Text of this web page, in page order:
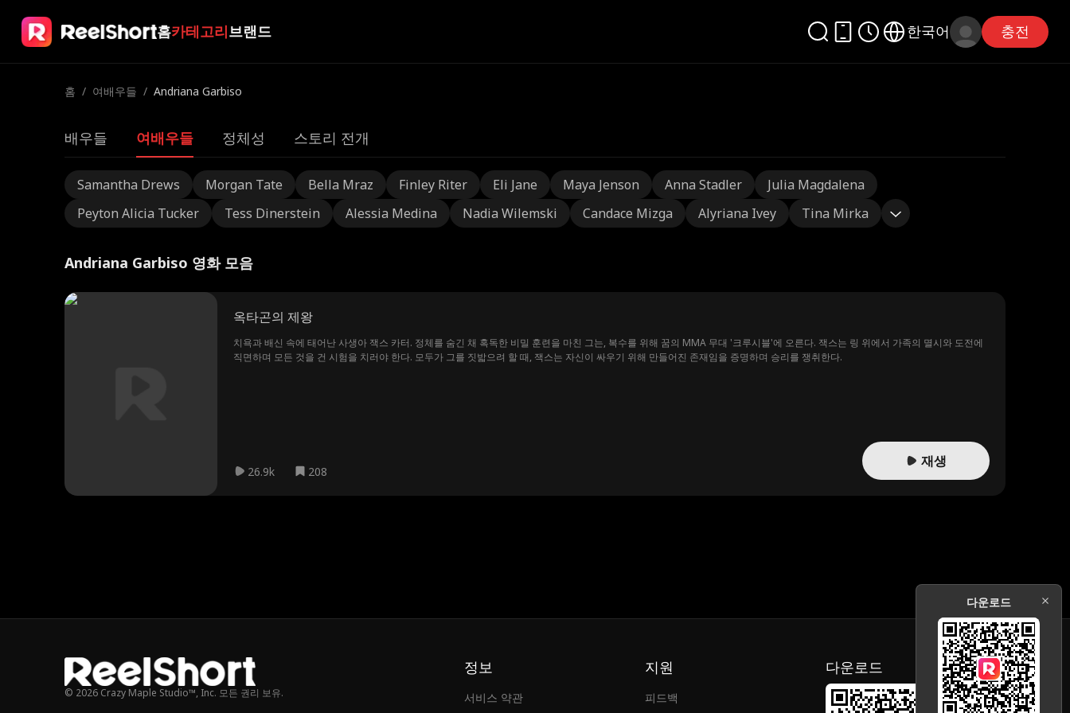
홈카테고리브랜드 한국어 충전
홈 / 여배우들 / Andriana Garbiso
배우들 여배우들 정체성 스토리 전개
Samantha Drews Morgan Tate Bella Mraz Finley Riter Eli Jane Maya Jenson Anna Stadler
Julia Magdalena
Peyton Alicia Tucker
Tess Dinerstein Alessia Medina Nadia Wilemski Candace Mizga Alyriana Ivey Tina Mirka
Andriana Garbiso 영화 모음
옥타곤의 제왕
치욕과 배신 속에 태어난 사생아 잭스 카터. 정체를 숨긴 채 혹독한 비밀 훈련을 마친 그는, 복수를 위해 꿈의 MMA 무대 '크루시블'에 오른다. 잭스는 링 위에서 가족의 멸시와 도전에
직면하며 모든 것을 건 시험을 치러야 한다. 모두가 그를 짓밟으려 할 때, 잭스는 자신이 싸우기 위해 만들어진 존재임을 증명하며 승리를 쟁취한다.
26.9k 208
재생
© 2026 Crazy Maple Studio™, Inc. 모든 권리 보유.
정보
서비스 약관
지원
피드백
다운로드
다운로드